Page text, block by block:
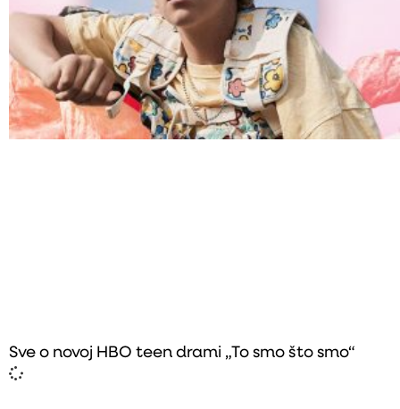
Sve o novoj HBO teen drami „To smo što smo“